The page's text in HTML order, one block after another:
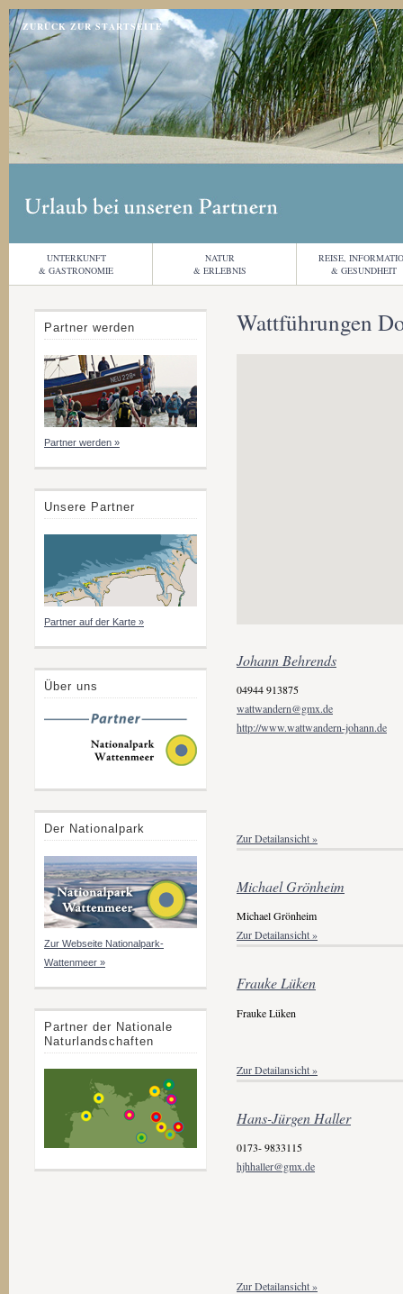
Jump to navigation
ZURÜCK ZUR STARTSEITE
Wattführungen
Johann Behrends
04944 913875
wattwandern@gmx.de
http://www.wattwandern-johann.de
Zur Detailansicht »
Michael Grönheim
Michael Grönheim
Zur Detailansicht »
Frauke Lüken
Frauke Lüken
Zur Detailansicht »
Hans-Jürgen Haller
0173- 9833115
hjhhaller@gmx.de
Zur Detailansicht »
UNTERKUNFT
& GASTRONOMIE
NATUR
& ERLEBNIS
REISE,
& GESUNDHEIT
Partner werden
Partner werden »
Unsere Partner
Partner auf der Karte »
Über uns
Der Nationalpark
Zur Webseite Nationalpark-
Wattenmeer »
Partner der Nationale
Naturlandschaften